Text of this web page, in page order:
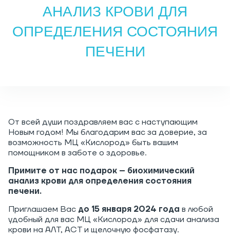
АНАЛИЗ КРОВИ ДЛЯ
ОПРЕДЕЛЕНИЯ СОСТОЯНИЯ
ПЕЧЕНИ
От всей души поздравляем вас с наступающим
Новым годом! Мы благодарим вас за доверие, за
возможность МЦ «Кислород» быть вашим
помощником в заботе о здоровье.
Примите от нас подарок – биохимический
анализ крови для определения состояния
печени.
Приглашаем Вас до 15 января 2024 года в любой
удобный для вас МЦ «Кислород» для сдачи анализа
крови на АЛТ, АСТ и щелочную фосфатазу.